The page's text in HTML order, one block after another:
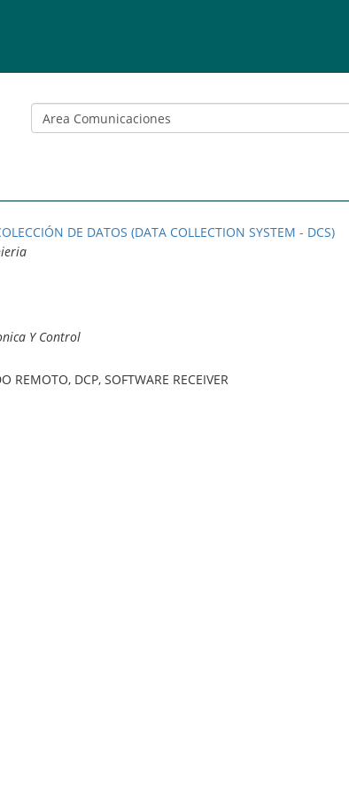
DE DATOS (DATA COLLECTION SYSTEM - DCS)
Y Control
REMOTO, DCP, SOFTWARE RECEIVER